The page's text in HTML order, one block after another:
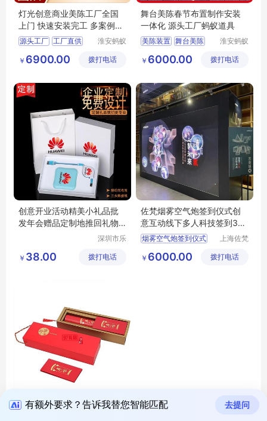
灯光创意商业美陈工厂全国
上门 快速安装完工 多案例可
供挑选
源头工厂 工厂直供
全案定制落地
淮安蚂蚁
制作有限
￥ 6900.00 拨打电话
舞台美陈春节布置制作安装
一体化 源头工厂蚂蚁道具
美陈装置 舞台美陈
舞台装置艺术
淮安蚂蚁
制作有限
￥ 6000.00 拨打电话
创意开业活动精美小礼品批
发年会赠品定制地推回礼物
深圳市乐
技有限公
￥ 38.00 拨打电话
佐梵烟雾空气炮签到仪式创
意互动线下多人科技签到3D
大屏手写签名
烟雾空气炮签到仪式
创意互动
上海佐梵
有限公司
￥ 6000.00 拨打电话
红素春联对联印刷厂2019年
有额外要求？告诉我替您智能匹配 去提问